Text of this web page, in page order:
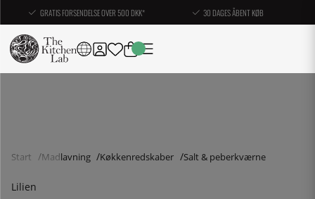
GRATIS FORSENDELSE OVER 500 DKK* 30 DAGES ÅBENT KØB
Start Madlavning Køkkenredskaber Salt & peberkværne
Lilien